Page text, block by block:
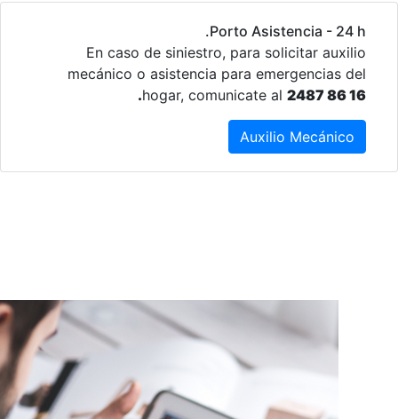
Porto Asistencia - 24 h.
En caso de siniestro, para solicitar auxilio
mecánico o asistencia para emergencias del
hogar, comunicate al 2487 86 16.
Auxilio Mecánico